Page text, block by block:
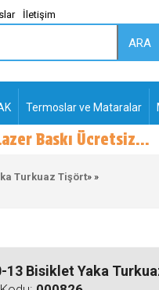
İletişim
ARA
Termoslar ve Mataralar
» »
Turkuaz Tişört
13 Bisiklet Yaka